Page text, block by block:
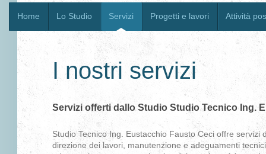
Home Lo Studio Servizi Progetti e lavori Attività
I nostri servizi
Servizi offerti dallo Studio Studio Tecnico Ing.
Studio Tecnico Ing. Eustacchio Fausto Ceci offre servizi
direzione dei lavori, manutenzione e adeguamenti